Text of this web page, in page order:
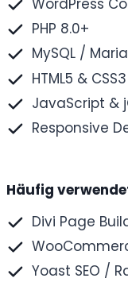
WordPress
PHP 8.0+
MySQL /
HTML5 & CSS3
JavaScript &
Responsive
Häufig
Divi Page
Yoast SEO /